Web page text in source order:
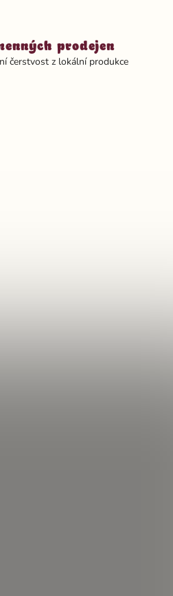
prodejen
čerstvost z lokální produkce